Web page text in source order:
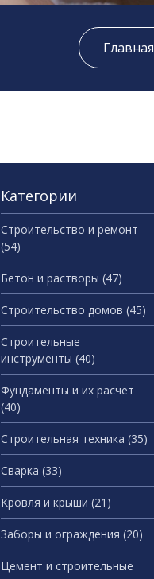
Главная
Категории
Строительство и ремонт
(54)
Бетон и растворы (47)
Строительство домов (45)
Строительные
инструменты (40)
Фундаменты и их расчет
(40)
Строительная техника (35)
Сварка (33)
Кровля и крыши (21)
Заборы и ограждения (20)
Цемент и строительные